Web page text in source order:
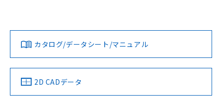
ダウンロードデータをご利用いただく前に、以下を必ずお読
みください。
ソフトウェアの使用条件
対応済み
中国 RoHS 注意事項・凡例
カタログ/データシート/マニュアル
2D CADデータ